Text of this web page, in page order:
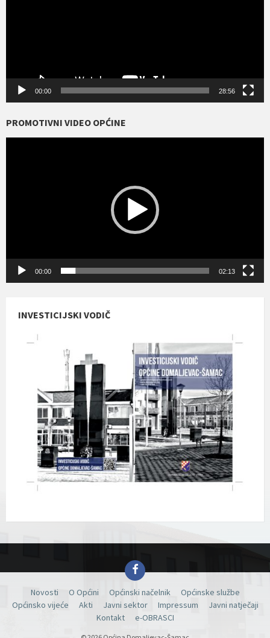
00:00 28:56
PROMOTIVNI VIDEO OPĆINE
00:00 02:13
INVESTICIJSKI VODIČ
Facebook
Novosti O Općini Općinski načelnik
Općinske službe
Općinsko vijeće
Akti Javni sektor Impressum
Javni natječaji
Kontakt
e-OBRASCI